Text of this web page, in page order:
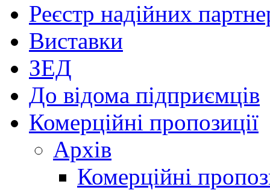
Реєстр надійних
Виставки
ЗЕД
До відома підприємців
Комерційні пропозиції
Архів
Комерційні